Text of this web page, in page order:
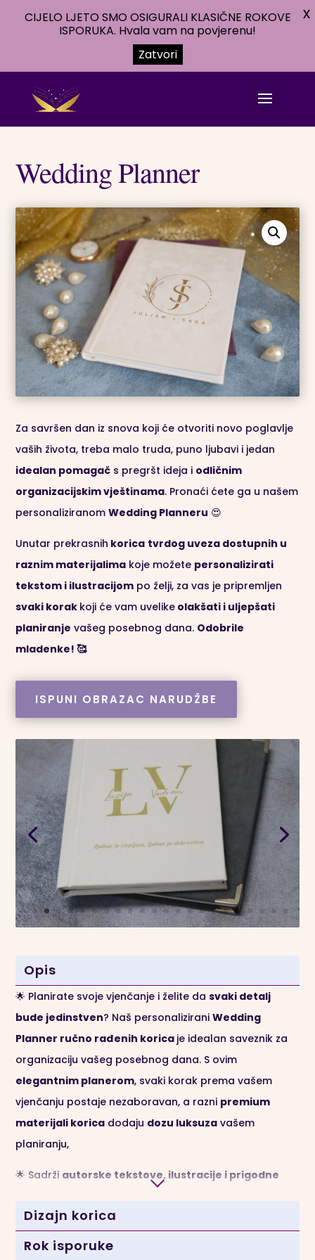
Wedding Planner
Za savršen dan iz snova koji će otvoriti novo poglavlje
vaših života, treba malo truda, puno ljubavi i jedan
idealan pomagač s pregršt ideja i odličnim
organizacijskim vještinama. Pronaći ćete ga u našem
personaliziranomWedding Planneru 😍
Unutar prekrasnih korica tvrdog uveza dostupnih u
raznim materijalima koje možete personalizirati
tekstom i ilustracijom po želji, za vas je pripremljen
svaki korak koji će vam uvelike olakšati i uljepšati
planiranje vašeg posebnog dana. Odobrile
mladenke! 🥰
ISPUNI OBRAZAC NARUDŽBE
Opis
🌟 Planirate svoje vjenčanje i želite dasvaki detalj
bude jedinstven? Naš personaliziraniWedding
Planner ručno rađenih korica je idealan saveznik za
organizaciju vašeg posebnog dana. S ovim
elegantnim planerom, svaki korak prema vašem
vjenčanju postaje nezaboravan, a razni premium
materijali korica dodaju dozu luksuza vašem
planiranju,
🌟 Sadrži autorske tekstove, ilustracije i prigodne
dok je na kraju Planera uvrštena i mini
smirenje živaca 😉
Dizajn korica
Rok isporuke
CIJELO LJETO SMO OSIGURALI KLASIČNE ROKOVE
ISPORUKA. Hvala vam na povjerenu!
Zatvori
X